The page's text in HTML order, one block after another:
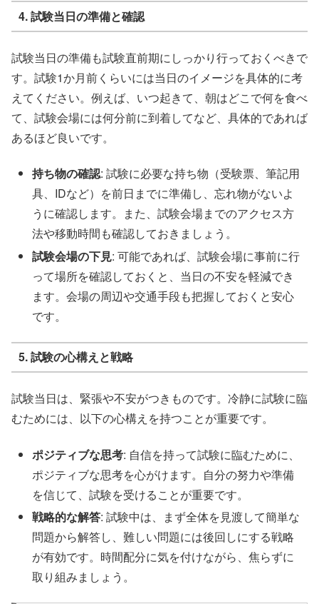
4. 試験当日の準備と確認
試験当日の準備も試験直前期にしっかり行っておくべきで
す。試験1か月前くらいには当日のイメージを具体的に考
えてください。例えば、いつ起きて、朝はどこで何を食べ
て、試験会場には何分前に到着してなど、具体的であれば
あるほど良いです。
持ち物の確認: 試験に必要な持ち物（受験票、筆記用
具、IDなど）を前日までに準備し、忘れ物がないよ
うに確認します。また、試験会場までのアクセス方
法や移動時間も確認しておきましょう。
試験会場の下見: 可能であれば、試験会場に事前に行
って場所を確認しておくと、当日の不安を軽減でき
ます。会場の周辺や交通手段も把握しておくと安心
です。
5. 試験の心構えと戦略
試験当日は、緊張や不安がつきものです。冷静に試験に臨
むためには、以下の心構えを持つことが重要です。
ポジティブな思考: 自信を持って試験に臨むために、
ポジティブな思考を心がけます。自分の努力や準備
を信じて、試験を受けることが重要です。
戦略的な解答: 試験中は、まず全体を見渡して簡単な
問題から解答し、難しい問題には後回しにする戦略
が有効です。時間配分に気を付けながら、焦らずに
取り組みましょう。